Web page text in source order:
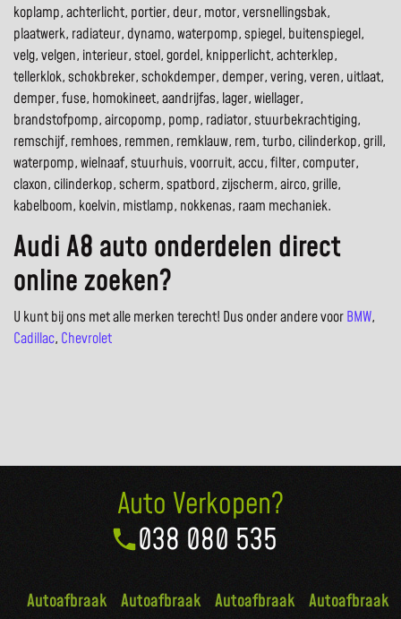
koplamp, achterlicht, portier, deur, motor, versnellingsbak,
plaatwerk, radiateur, dynamo, waterpomp, spiegel, buitenspiegel,
velg, velgen, interieur, stoel, gordel, knipperlicht, achterklep,
tellerklok, schokbreker, schokdemper, demper, vering, veren, uitlaat,
demper, fuse, homokineet, aandrijfas, lager, wiellager,
brandstofpomp, aircopomp, pomp, radiator, stuurbekrachtiging,
remschijf, remhoes, remmen, remklauw, rem, turbo, cilinderkop, grill,
waterpomp, wielnaaf, stuurhuis, voorruit, accu, filter, computer,
claxon, cilinderkop, scherm, spatbord, zijscherm, airco, grille,
kabelboom, koelvin, mistlamp, nokkenas, raam mechaniek.
Audi A8 auto onderdelen direct
online zoeken?
U kunt bij ons met alle merken terecht! Dus onder andere voorBMW,
Cadillac, Chevrolet
Auto Verkopen?
038 080 535
Autoafbraak Autoafbraak Autoafbraak Autoafbraak